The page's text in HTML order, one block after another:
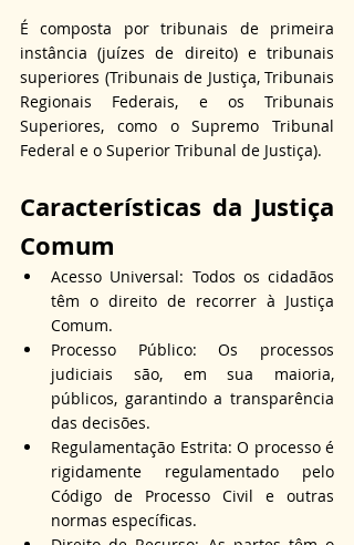
É composta por tribunais de primeira
instância (juízes de direito) e tribunais
superiores (Tribunais de Justiça, Tribunais
Regionais Federais, e os Tribunais
Superiores, como o Supremo Tribunal
Federal e o Superior Tribunal de Justiça).
Características da Justiça
Comum
Acesso Universal: Todos os cidadãos
têm o direito de recorrer à Justiça
Comum.
Processo Público: Os processos
judiciais são, em sua maioria,
públicos, garantindo a transparência
das decisões.
Regulamentação Estrita: O processo é
rigidamente regulamentado pelo
Código de Processo Civil e outras
normas específicas.